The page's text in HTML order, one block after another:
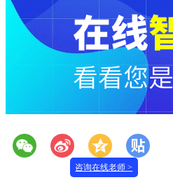
咨询在线老师 >